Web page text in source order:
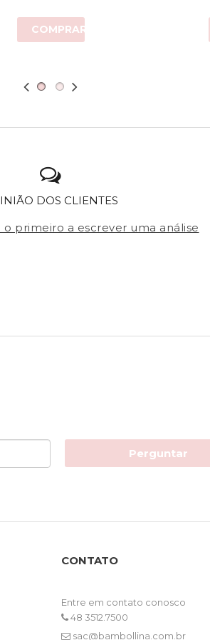
COMPRAR
DOS CLIENTES
o primeiro a escrever uma análise
Perguntar
CONTATO
Entre em contato conosco
48 3512.7500
sac@bambollina.com.br